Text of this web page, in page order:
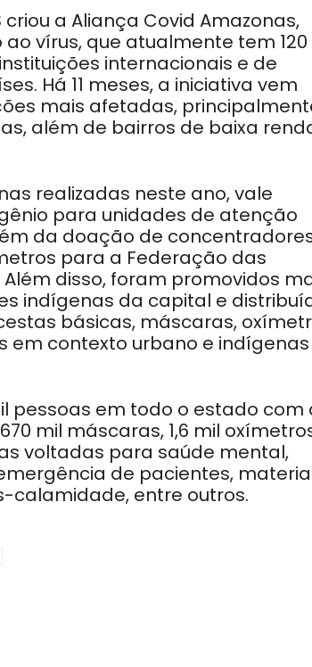
a Aliança Covid Amazonas,
vírus, que atualmente tem 120
internacionais e de
Há 11 meses, a iniciativa vem
mais afetadas,
além de bairros de baixa
realizadas neste ano, vale
para unidades de atenção
da doação de
para a Federação das
Além disso, foram promovidos
indígenas da capital e
básicas, máscaras,
contexto urbano e indígenas
pessoas em todo o estado com
mil máscaras, 1,6 mil
voltadas para saúde mental,
de pacientes,
calamidade, entre outros.